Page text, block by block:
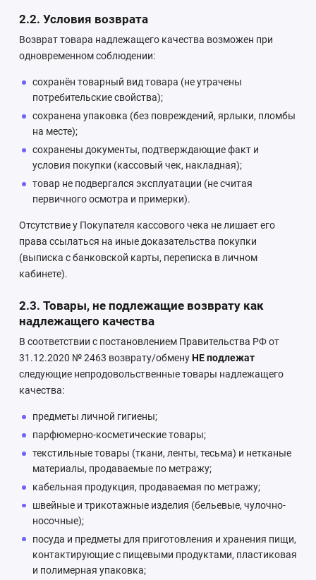
2.2. Условия возврата
Возврат товара надлежащего качества возможен при
одновременном соблюдении:
сохранён товарный вид товара (не утрачены
потребительские свойства);
сохранена упаковка (без повреждений, ярлыки, пломбы
на месте);
сохранены документы, подтверждающие факт и
условия покупки (кассовый чек, накладная);
товар не подвергался эксплуатации (не считая
первичного осмотра и примерки).
Отсутствие у Покупателя кассового чека не лишает его
права ссылаться на иные доказательства покупки
(выписка с банковской карты, переписка в личном
кабинете).
2.3. Товары, не подлежащие возврату как
надлежащего качества
В соответствии с постановлением Правительства РФ от
31.12.2020 № 2463 возврату/обменуНЕ подлежат
следующие непродовольственные товары надлежащего
качества:
предметы личной гигиены;
парфюмерно-косметические товары;
текстильные товары (ткани, ленты, тесьма) и нетканые
материалы, продаваемые по метражу;
кабельная продукция, продаваемая по метражу;
швейные и трикотажные изделия (бельевые, чулочно-
носочные);
посуда и предметы для приготовления и хранения пищи,
контактирующие с пищевыми продуктами, пластиковая
и полимерная упаковка;